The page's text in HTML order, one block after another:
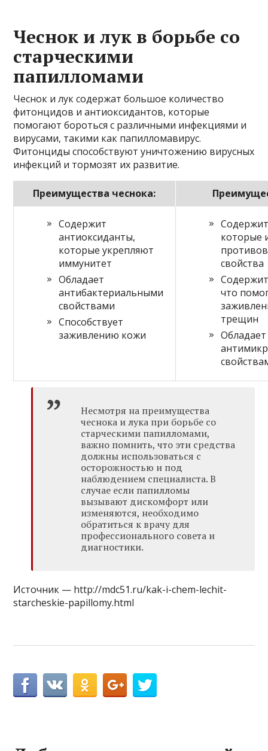
Чеснок и лук в борьбе со
старческими
папилломами
Чеснок и лук содержат большое количество
фитонцидов и антиоксидантов, которые
помогают бороться с различными инфекциями и
вирусами, такими как папилломавирус.
Фитонциды способствуют уничтожению вирусных
инфекций и тормозят их развитие.
Преимущества чеснока:
Содержит
антиоксиданты,
которые укрепляют
иммунитет
Обладает
антибактериальными
свойствами
Способствует
заживлению кожи
которые
свойства
что
трещин
Обладает
Несмотря на преимущества
чеснока и лука при борьбе со
старческими папилломами,
важно помнить, что эти средства
должны использоваться с
осторожностью и под
наблюдением специалиста. В
случае если папилломы
вызывают дискомфорт или
изменяются, необходимо
обратиться к врачу для
профессионального совета и
диагностики.
Источник — http://mdc51.ru/kak-i-chem-lechit-
starcheskie-papillomy.html